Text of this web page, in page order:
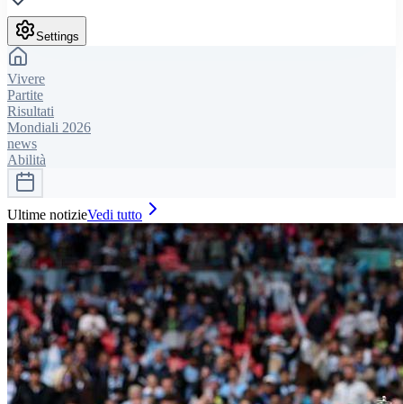
Settings
Vivere
Partite
Risultati
Mondiali 2026
news
Abilità
Ultime notizieVedi tutto